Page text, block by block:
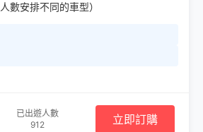
數安排不同的車型）
已出遊人數
912
立即訂購